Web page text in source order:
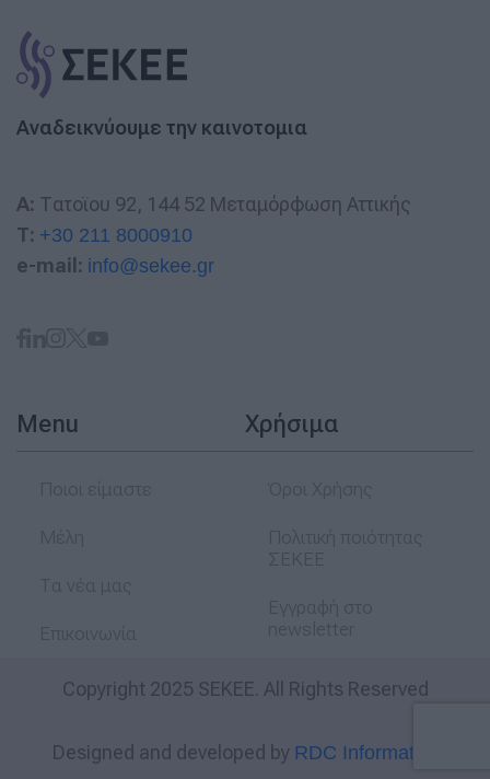
Αναδεικνύουμε την καινοτομια
A: Τατοϊου 92, 144 52 Μεταμόρφωση Αττικής
T: +30 211 8000910
e-mail: info@sekee.gr
Menu Χρήσιμα
Copyright 2025 SEKEE. All Rights Reserved
Designed and developed by RDC Informatics